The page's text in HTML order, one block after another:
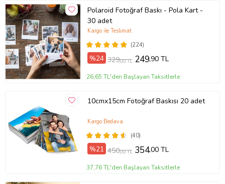
Polaroid Fotoğraf Baskı - Pola Kart -
30 adet
(224)
Kargo ile Teslimat
%24 329,00 TL 249,90 TL
26,65 TL'den Başlayan Taksitlerle
10cmx15cm Fotoğraf Baskısı 20 adet
(40)
Kargo Bedava
%21 450,00 TL 354,00 TL
37,76 TL'den Başlayan Taksitlerle